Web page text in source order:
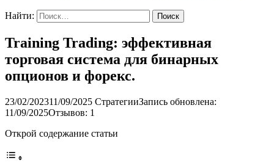
Найти:
Training Trading: эффективная
торговая система для бинарных
опционов и форекс.
23/02/202311/09/2025 СтратегииЗапись обновлена:
11/09/2025Отзывов: 1
Открой содержание статьи